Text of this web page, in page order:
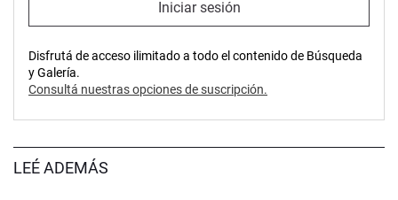
Iniciar sesión
Disfrutá de acceso ilimitado a todo el contenido de Búsqueda
y Galería.
Consultá nuestras opciones de suscripción.
LEÉ ADEMÁS